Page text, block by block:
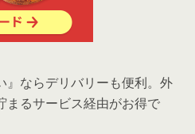
ならデリバリーも便利。外
まるサービス経由がお得で